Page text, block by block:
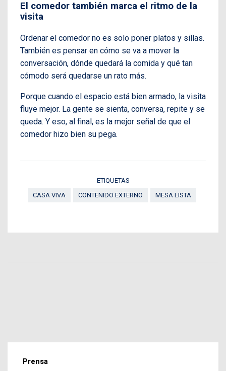
El comedor también marca el ritmo de la
visita
Ordenar el comedor no es solo poner platos y sillas.
También es pensar en cómo se va a mover la
conversación, dónde quedará la comida y qué tan
cómodo será quedarse un rato más.
Porque cuando el espacio está bien armado, la visita
fluye mejor. La gente se sienta, conversa, repite y se
queda. Y eso, al final, es la mejor señal de que el
comedor hizo bien su pega.
ETIQUETAS
CASA VIVA
CONTENIDO EXTERNO MESA LISTA
Prensa